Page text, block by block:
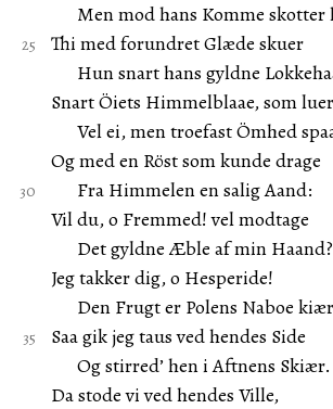
Men mod hans Komme skotter
Thi med forundret Glæde skuer
Hun snart hans gyldne
Snart Öiets Himmelblaae, som luer
Vel ei, men troefast Ömhed
Og med en Röst som kunde drage
Fra Himmelen en salig Aand:
Vil du, o Fremmed! vel modtage
Det gyldne Æble af min Haand?
Jeg takker dig, o Hesperide!
Den Frugt er Polens Naboe
Saa gik jeg taus ved hendes Side
Og stirred’ hen i Aftnens Skiær.
Da stode vi ved hendes Ville,